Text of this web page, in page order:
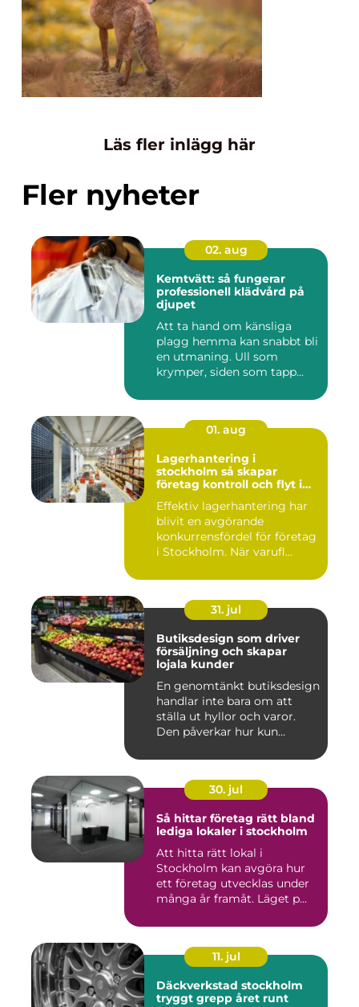
Läs fler inlägg här
Fler nyheter
02. aug
Kemtvätt: så fungerar
professionell klädvård på
djupet
Att ta hand om känsliga
plagg hemma kan snabbt bli
en utmaning. Ull som
krymper, siden som tapp...
01. aug
Lagerhantering i
stockholm så skapar
företag kontroll och flyt i
Effektiv lagerhantering har
blivit en avgörande
konkurrensfördel för företag
i Stockholm. När varufl...
31. jul
Butiksdesign som driver
försäljning och skapar
lojala kunder
En genomtänkt butiksdesign
handlar inte bara om att
ställa ut hyllor och varor.
Den påverkar hur kun...
30. jul
Så hittar företag rätt bland
lediga lokaler i stockholm
Att hitta rätt lokal i
Stockholm kan avgöra hur
ett företag utvecklas under
många år framåt. Läget p...
11. jul
Däckverkstad stockholm
tryggt grepp året runt